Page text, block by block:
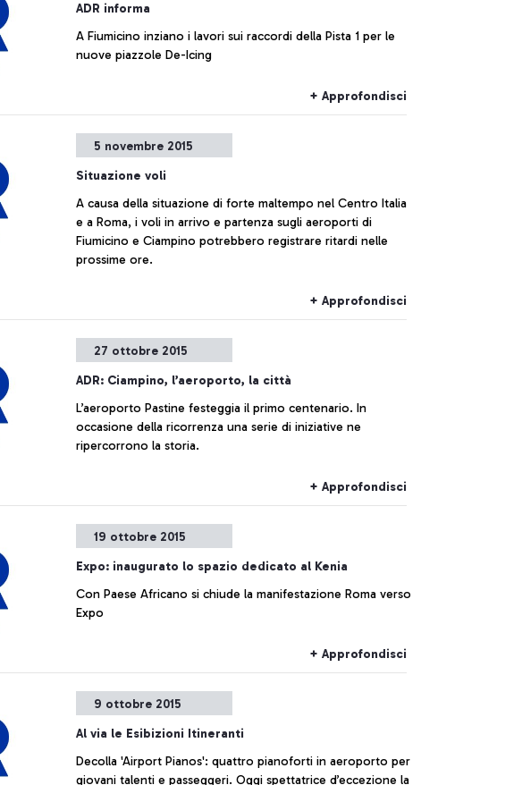
ADR informa
A Fiumicino inziano i lavori sui raccordi della Pista 1 per le
nuove piazzole De-Icing
+ Approfondisci
5 novembre 2015
Situazione voli
A causa della situazione di forte maltempo nel Centro Italia
e a Roma, i voli in arrivo e partenza sugli aeroporti di
Fiumicino e Ciampino potrebbero registrare ritardi nelle
prossime ore.
+ Approfondisci
27 ottobre 2015
ADR: Ciampino, l’aeroporto, la città
L’aeroporto Pastine festeggia il primo centenario. In
occasione della ricorrenza una serie di iniziative ne
ripercorrono la storia.
+ Approfondisci
19 ottobre 2015
Expo: inaugurato lo spazio dedicato al Kenia
Con Paese Africano si chiude la manifestazione Roma verso
Expo
+ Approfondisci
9 ottobre 2015
Al via le Esibizioni Itineranti
Decolla 'Airport Pianos': quattro pianoforti in aeroporto per
giovani talenti e passeggeri. Oggi spettatrice d’eccezione la